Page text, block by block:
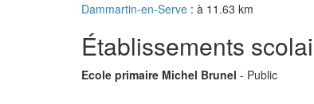
Dammartin-en-Serve : à 11.63 km
Établissements
Ecole primaire Michel Brunel - Public